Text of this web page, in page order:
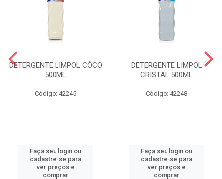
DETERGENTE LIMPOL CÔCO
500ML
Código: 42245
Faça seu login ou
cadastre-se para
ver preços e
comprar
DETERGENTE LIMPOL
CRISTAL 500ML
Código: 42248
Faça seu login ou
cadastre-se para
ver preços e
comprar